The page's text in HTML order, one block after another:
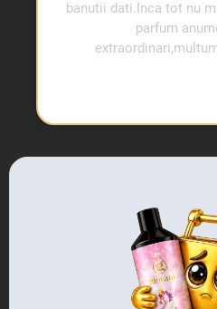
banutii dati.Inca tot nu
parfum